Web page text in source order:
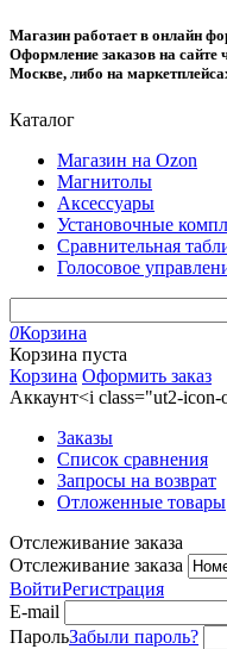
Магазин работает в онлайн
Оформление заказов на сайте
Москве, либо на
Каталог
Магазин на Ozon
Магнитолы
Аксессуары
Установочные
Сравнительная
Голосовое
0Корзина
Корзина пуста
Корзина Оформить заказ
Аккаунт<i class="ut2-
Заказы
Список сравнения
Запросы на возврат
Отложенные товары
Отслеживание заказа
Отслеживание заказа
ВойтиРегистрация
E-mail
ПарольЗабыли пароль?